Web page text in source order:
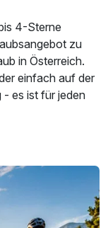
4-Sterne
zu
in Österreich.
einfach auf der
- es ist für jeden